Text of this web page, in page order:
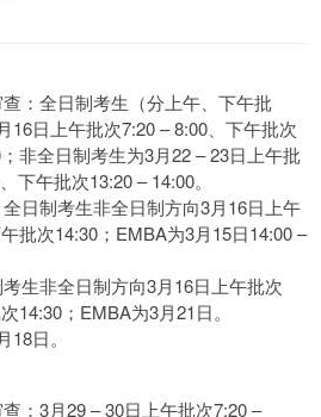
：全日制考生（分上午、下午批
16日上午批次7:20 – 8:00、下午批次
非全日制考生为3月22 – 23日上午批
下午批次13:20 – 14:00。
日制考生非全日制方向3月16日上午
批次14:30；EMBA为3月15日14:00 –
生非全日制方向3月16日上午批次
14:30；EMBA为3月21日。
日。
：3月29 – 30日上午批次7:20 –